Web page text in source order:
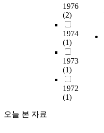
1976
(2)
1974
(1)
1973
(1)
1972
(1)
오늘 본 자료